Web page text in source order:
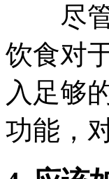
尽管
饮食对
入足够
功能，